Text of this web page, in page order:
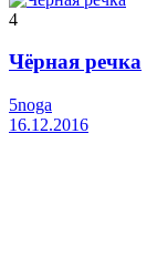
4
Чёрная речка
5noga
16.12.2016